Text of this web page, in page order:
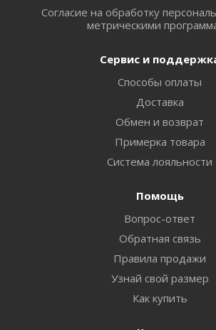
Согласие на обработку
метрическими
Сервис и
Способы оплаты
Доставка
Обмен и возврат
Примерка товара
Система лояльности
Помощь
Вопрос-ответ
Обратная связь
Правила продажи
Узнай свой размер
Как купить